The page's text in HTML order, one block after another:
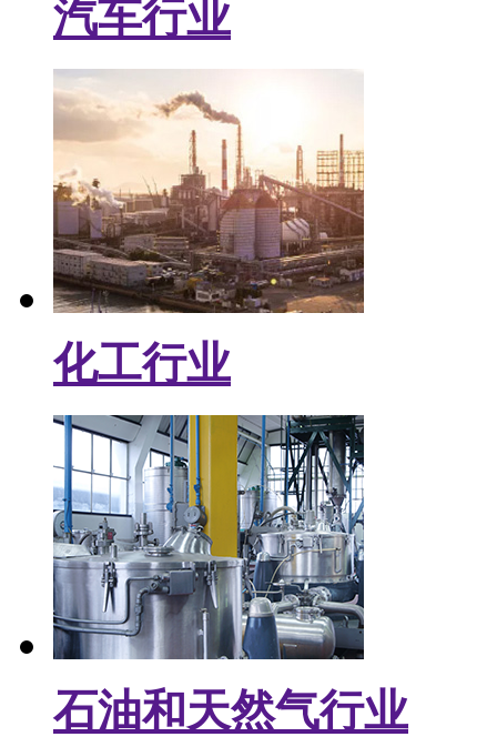
汽车行业
化工行业
石油和天然气行业